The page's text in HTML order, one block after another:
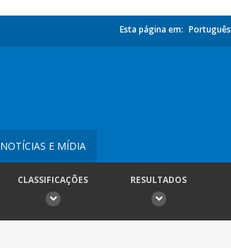
Esta página em: Português
NOTÍCIAS E MÍDIA
CLASSIFICAÇÕES RESULTADOS